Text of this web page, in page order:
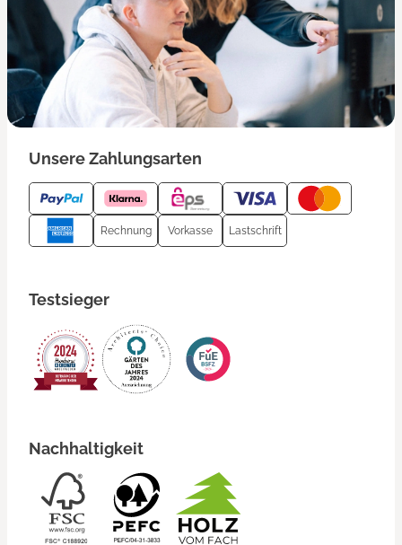
Unsere Zahlungsarten
Rechnung Vorkasse Lastschrift
Testsieger
Nachhaltigkeit